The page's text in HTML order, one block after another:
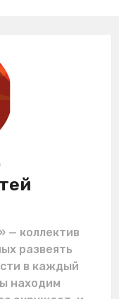
— коллектив
развеять
в каждый
находим